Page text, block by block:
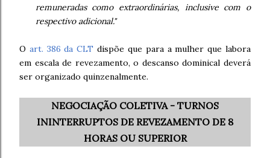
remuneradas como extraordinárias, inclusive com o
respectivo adicional."
O art. 386 da CLT dispõe que para a mulher que labora
em escala de revezamento, o descanso dominical deverá
ser organizado quinzenalmente.
NEGOCIAÇÃO COLETIVA - TURNOS
ININTERRUPTOS DE REVEZAMENTO DE 8
HORAS OU SUPERIOR